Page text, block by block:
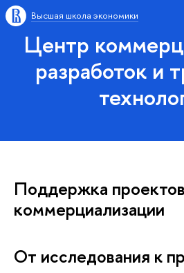
Высшая школа экономики
Центр
разработок и
Поддержка
коммерциализации
От исследования к